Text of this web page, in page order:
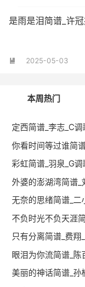
是雨是泪简谱_许
 2025-05-03
本周热门
定西简谱_李志_C
你看时间等过谁简
彩虹简谱_羽泉_G
外婆的澎湖湾简谱_
无奈的思绪简谱_二
不负时光不负天涯
只有分离简谱_费翔
眼泪为你流简谱_陈
美丽的神话简谱_孙